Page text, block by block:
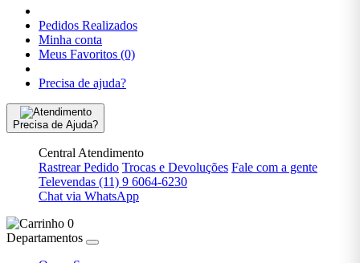
PRÉ-
VENDA
PRÉ-
ARTES E
CULTURA
PRÉ-VENDA ,
AUTOAJUDA
PRÉ-
VENDA >
ARTES E
Pedidos Realizados
Minha conta
Meus Favoritos (0)
Precisa de ajuda?
Precisa de Ajuda?
Central Atendimento
Rastrear Pedido Trocas e Devoluções Fale com a gente
Televendas (11) 9 6064-6230
Chat via WhatsApp
0
Departamentos